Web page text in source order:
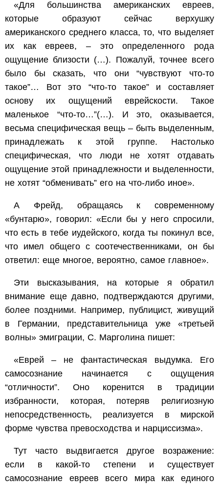
«Для большинства американских евреев,
которые образуют сейчас верхушку
американского среднего класса, то, что выделяет
их как евреев, – это определенного рода
ощущение близости (…). Пожалуй, точнее всего
было бы сказать, что они “чувствуют что-то
такое”… Вот это “что-то такое” и составляет
основу их ощущений еврейскости. Такое
маленькое “что-то…”(…). И это, оказывается,
весьма специфическая вещь – быть выделенным,
принадлежать к этой группе. Настолько
специфическая, что люди не хотят отдавать
ощущение этой принадлежности и выделенности,
не хотят “обменивать” его на что-либо иное».
А Фрейд, обращаясь к современному
«бунтарю», говорил: «Если бы у него спросили,
что есть в тебе иудейского, когда ты покинул все,
что имел общего с соотечественниками, он бы
ответил: еще многое, вероятно, самое главное».
Эти высказывания, на которые я обратил
внимание еще давно, подтверждаются другими,
более поздними. Например, публицист, живущий
в Германии, представительница уже «третьей
волны» эмиграции, С. Марголина пишет:
«Еврей – не фантастическая выдумка. Его
самосознание начинается с ощущения
“отличности”. Оно коренится в традиции
избранности, которая, потеряв религиозную
непосредственность, реализуется в мирской
форме чувства превосходства и нарциссизма».
Тут часто выдвигается другое возражение:
если в какой-то степени и существует
самосознание евреев всего мира как единого